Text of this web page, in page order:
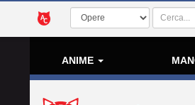
ANIME